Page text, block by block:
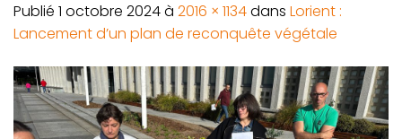
Publié 1 octobre 2024à 2016 × 1134dans Lorient :
Lancement d’un plan de reconquête végétale